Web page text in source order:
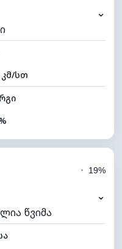
მ
⌄
კმ/სთ
◔ 19%
⌄
წვიმა